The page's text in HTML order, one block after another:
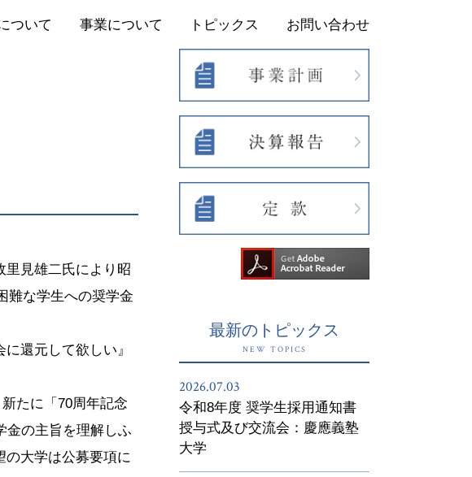
ついて 事業について トピックス お問い合わせ
里見雄二氏により昭
難な学生への奨学金
還元して欲しい』
たに「70周年記念
金の主旨を理解しふ
の大学は公募要項に
最新のトピックス
NEW TOPICS
2026.07.03
令和8年度 奨学生採用通知書
授与式及び交流会：慶應義塾
大学